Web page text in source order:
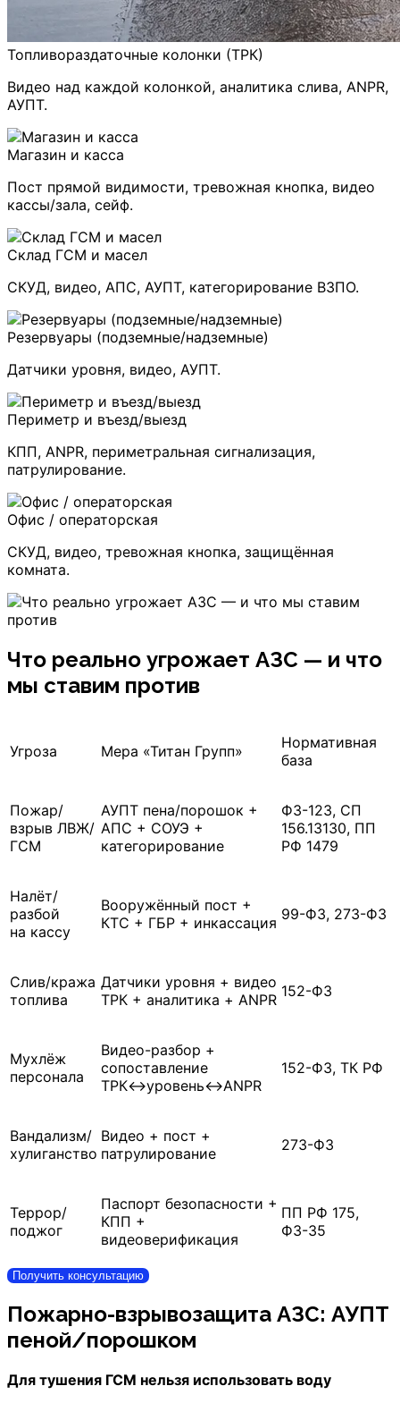
Топливораздаточные колонки (ТРК)
Видео над каждой колонкой, аналитика слива, ANPR,
АУПТ.
Магазин и касса
Пост прямой видимости, тревожная кнопка, видео
кассы/зала, сейф.
Склад ГСМ и масел
СКУД, видео, АПС, АУПТ, категорирование ВЗПО.
Резервуары (подземные/надземные)
Датчики уровня, видео, АУПТ.
Периметр и въезд/выезд
КПП, ANPR, периметральная сигнализация,
патрулирование.
Офис / операторская
СКУД, видео, тревожная кнопка, защищённая
комната.
Что реально угрожает АЗС — и что
мы ставим против
Угроза Мера «Титан Групп»
Нормативная
база
Пожар/
взрыв ЛВЖ/
ГСМ
АУПТ пена/порошок +
АПС + СОУЭ +
категорирование
ФЗ-123, СП
156.13130, ПП
РФ 1479
Налёт/
разбой
на кассу
Вооружённый пост +
КТС + ГБР + инкассация 99-ФЗ, 273-ФЗ
Слив/кража
топлива
Датчики уровня + видео
ТРК + аналитика + ANPR 152-ФЗ
Мухлёж
персонала
Видео-разбор +
сопоставление
ТРК↔уровень↔ANPR
152-ФЗ, ТК РФ
Вандализм/
хулиганство
Видео + пост +
патрулирование
273-ФЗ
Террор/
поджог
Паспорт безопасности +
КПП +
видеоверификация
ПП РФ 175,
ФЗ-35
Получить консультацию
Пожарно-взрывозащита АЗС: АУПТ
пеной/порошком
Для тушения ГСМ нельзя использовать воду